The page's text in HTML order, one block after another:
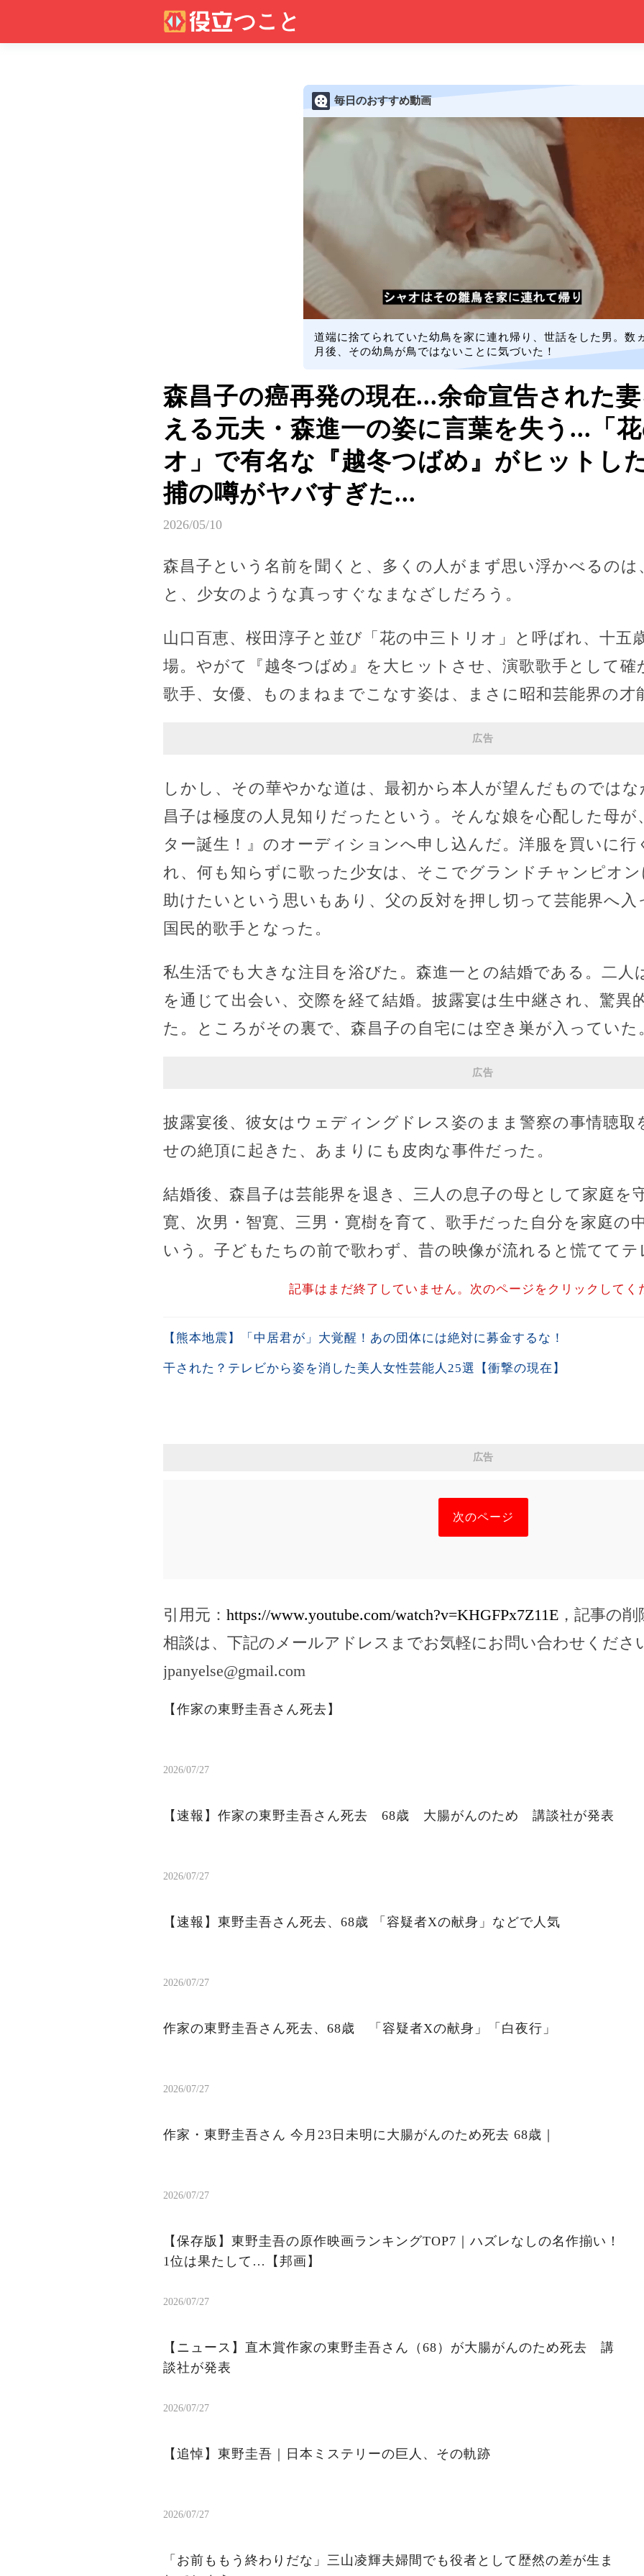
毎日のおすすめ動画
道端に捨てられていた幼鳥を家に連れ帰り、世話をした男。数
月後、その幼鳥が鳥ではないことに気づいた！
森昌子の癌再発の現在...余命宣告された
える元夫・森進一の姿に言葉を失う...「
オ」で有名な『越冬つばめ』がヒットし
捕の噂がヤバすぎた...
2026/05/10
森昌子という名前を聞くと、多くの人がまず思い浮かべるの
と、少女のような真っすぐなまなざしだろう。
山口百恵、桜田淳子と並び「花の中三トリオ」と呼ばれ、十五
場。やがて『越冬つばめ』を大ヒットさせ、演歌歌手として確
歌手、女優、ものまねまでこなす姿は、まさに昭和芸能界の
広告
しかし、その華やかな道は、最初から本人が望んだものでは
昌子は極度の人見知りだったという。そんな娘を心配した母が
ター誕生！』のオーディションへ申し込んだ。洋服を買いに
れ、何も知らずに歌った少女は、そこでグランドチャンピオ
助けたいという思いもあり、父の反対を押し切って芸能界へ入
国民的歌手となった。
私生活でも大きな注目を浴びた。森進一との結婚である。二人
を通じて出会い、交際を経て結婚。披露宴は生中継され、驚異
た。ところがその裏で、森昌子の自宅には空き巣が入っていた
広告
披露宴後、彼女はウェディングドレス姿のまま警察の事情聴取
せの絶頂に起きた、あまりにも皮肉な事件だった。
結婚後、森昌子は芸能界を退き、三人の息子の母として家庭を
寛、次男・智寛、三男・寛樹を育て、歌手だった自分を家庭の
いう。子どもたちの前で歌わず、昔の映像が流れると慌てて
記事はまだ終了していません。次のページをクリックしてく
【熊本地震】「中居君が」大覚醒！あの団体には絶対に募金するな！
干された？テレビから姿を消した美人女性芸能人25選【衝撃の現在】
広告
次のページ
引用元： https://www.youtube.com/watch?v=KHGFPx7Z11E ，記事の
相談は、下記のメールアドレスまでお気軽にお問い合わせくださ
jpanyelse@gmail.com
【作家の東野圭吾さん死去】
2026/07/27
【速報】作家の東野圭吾さん死去 68歳 大腸がんのため 講談社が発表
2026/07/27
【速報】東野圭吾さん死去、68歳 「容疑者Xの献身」などで人気
2026/07/27
作家の東野圭吾さん死去、68歳 「容疑者Xの献身」「白夜行」
2026/07/27
作家・東野圭吾さん 今月23日未明に大腸がんのため死去 68歳｜
2026/07/27
【保存版】東野圭吾の原作映画ランキングTOP7｜ハズレなしの名作揃い！
1位は果たして…【邦画】
2026/07/27
【ニュース】直木賞作家の東野圭吾さん（68）が大腸がんのため死去 講
談社が発表
2026/07/27
【追悼】東野圭吾｜日本ミステリーの巨人、その軌跡
2026/07/27
「お前ももう終わりだな」三山凌輝夫婦間でも役者として歴然の差が生ま